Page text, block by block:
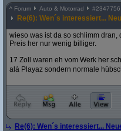
^ Forum Auto & Motorrad #2347756
Re(6): Wen´s interessiert...
wieso was ist da so schlimm dran,
Preis her nur wenig billiger.
17 Zoll waren eh vom Werk her
alá Playaz sondern normale
Re(6): Wen´s interessiert...